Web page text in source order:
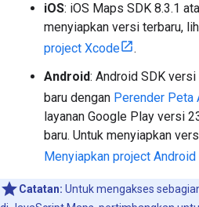
iOS: iOS Maps SDK 8.3.1
menyiapkan versi terbaru,
project Xcode
.
Android: Android SDK
baru dengan Perender Peta
layanan Google Play versi
baru. Untuk menyiapkan
Menyiapkan project
Catatan: Untuk mengakses